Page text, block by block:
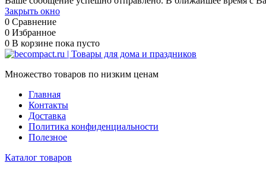
Закрыть окно
0 Сравнение
0 Избранное
0 В корзине пока пусто
Множество товаров по низким ценам
Главная
Контакты
Доставка
Политика конфиденциальности
Полезное
Каталог товаров